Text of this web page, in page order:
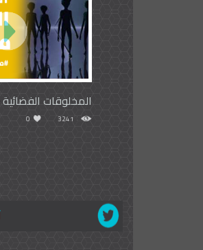
المخلوقات
3241
0